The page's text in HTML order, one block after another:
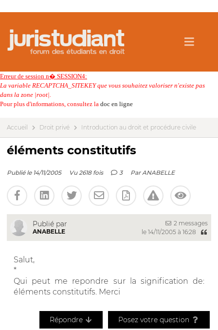
Erreur de session n� SESSION4:
La variable RECAPTCHA_SITEKEY que vous souhaitez valoriser n'existe pas
dans la zone |root|.
Pour plus d'informations, consultez la doc en ligne
Accueil Droit privé Introduction au droit et procédure civile
éléments constitutifs
Publié le 14/11/2005 Vu 2618 fois 3 Par ANABELLE
Publié par
ANABELLE
2 messages
le 14/11/2005 à 16:28
Salut,
*
Qui peut me repondre sur la signification de:
éléments constitutifs. Merci
Répondre Posez votre question